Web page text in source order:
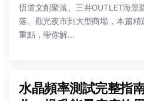
悟道文創聚落、三井OUTLET海景
落、觀光夜市到大型商場，本篇精
重點，帶你解...
水晶頻率測試完整指